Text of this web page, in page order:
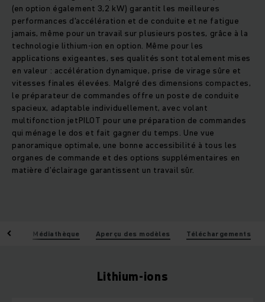
(en option également 3,2 kW) garantit les meilleures
performances d'accélération et de conduite et ne fatigue
jamais, même pour un travail sur plusieurs postes, grâce à la
technologie lithium-ion en option. Même pour les
applications exigeantes, ses qualités sont totalement mises
en valeur : accélération dynamique, prise de virage sûre et
vitesses finales élevées. Malgré des dimensions compactes,
le préparateur de commandes offre un poste de conduite
spacieux, adaptable individuellement, avec volant
multifonction jetPILOT pour une préparation de commandes
qui ménage le dos et fait gagner du temps. Une vue
panoramique optimale, une bonne accessibilité à tous les
organes de commande et des options supplémentaires en
matière d’éclairage garantissent un travail sûr.
Médiathèque Aperçu des modèles Téléchargements
Lithium-ions